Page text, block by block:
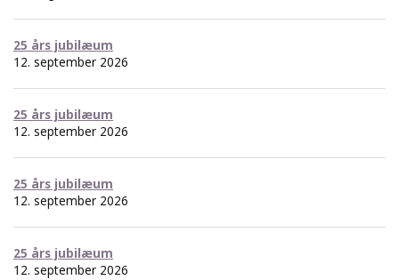
25 års jubilæum
12. september 2026
25 års jubilæum
12. september 2026
25 års jubilæum
12. september 2026
25 års jubilæum
12. september 2026